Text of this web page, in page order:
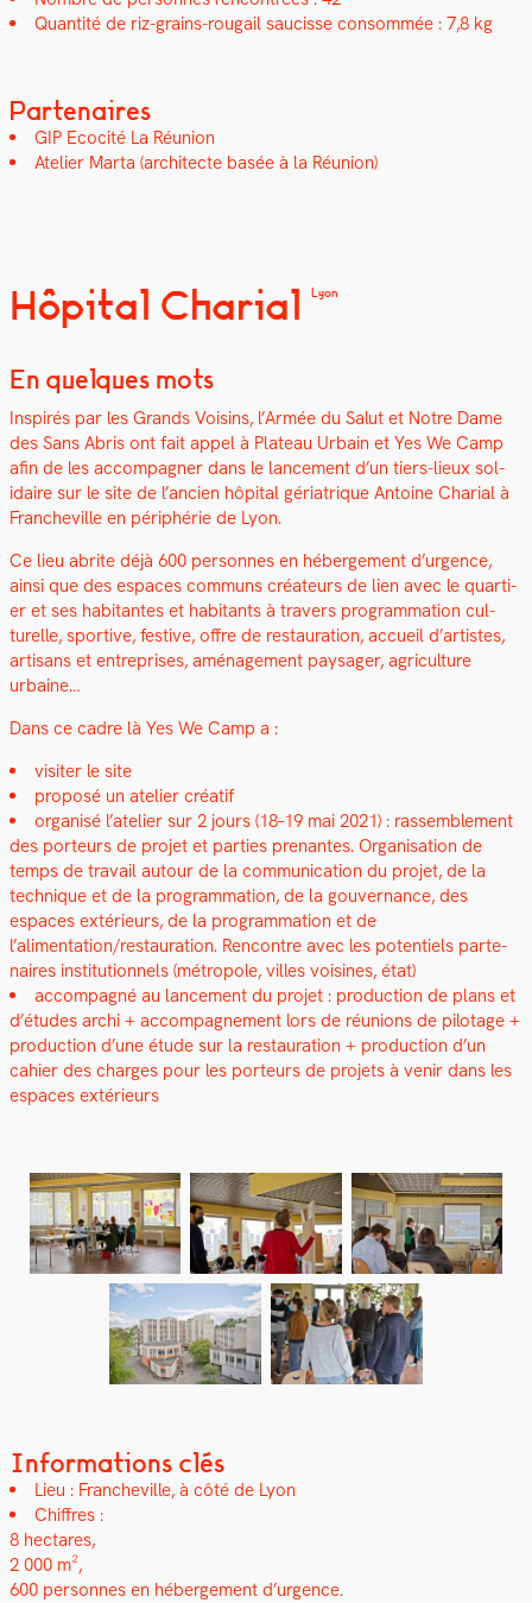
Quan­tité de riz-grains-rougail saucisse con­som­mée : 7,8 kg
Partenaires
GIP Ecoc­ité La Réu­nion
Ate­lier Mar­ta (archi­tecte basée à la Réu­nion)
Hôpital Charial Lyon
En quelques mots
Inspirés par les Grands Voisins, l’Armée du Salut et Notre Dame
des Sans Abris ont fait appel à Plateau Urbain et Yes We Camp
afin de les accom­pa­g­n­er dans le lance­ment d’un tiers-lieux sol­
idaire sur le site de l’ancien hôpi­tal géri­a­trique Antoine Char­i­al à
Francheville en périphérie de Lyon.
Ce lieu abrite déjà 600 per­son­nes en héberge­ment d’urgence,
ain­si que des espaces com­muns créa­teurs de lien avec le quarti­
er et ses habi­tantes et habi­tants à tra­vers pro­gram­ma­tion cul­
turelle, sportive, fes­tive, offre de restau­ra­tion, accueil d’artistes,
arti­sans et entre­pris­es, amé­nage­ment paysager, agri­cul­ture
urbaine…
Dans ce cadre là Yes We Camp a :
vis­iter le site
pro­posé un ate­lier créatif
organ­isé l’ate­lier sur 2 jours (18–19 mai 2021) : rassem­ble­ment
des por­teurs de pro­jet et par­ties prenantes. Organ­i­sa­tion de
temps de tra­vail autour de la com­mu­ni­ca­tion du pro­jet, de la
tech­nique et de la pro­gram­ma­tion, de la gou­ver­nance, des
espaces extérieurs, de la pro­gram­ma­tion et de
l’alimentation/restauration. Ren­con­tre avec les poten­tiels parte­
naires insti­tu­tion­nels (métro­pole, villes voisines, état)
accom­pa­g­né au lance­ment du pro­jet : pro­duc­tion de plans et
d’études archi + accom­pa­g­ne­ment lors de réu­nions de pilotage +
pro­duc­tion d’une étude sur la restau­ra­tion + pro­duc­tion d’un
cahi­er des charges pour les por­teurs de pro­jets à venir dans les
espaces extérieurs
Informations clés
Lieu : Francheville, à côté de Lyon
Chiffres :
8 hectares,
2 000 m²,
600 per­son­nes en héberge­ment d’urgence.